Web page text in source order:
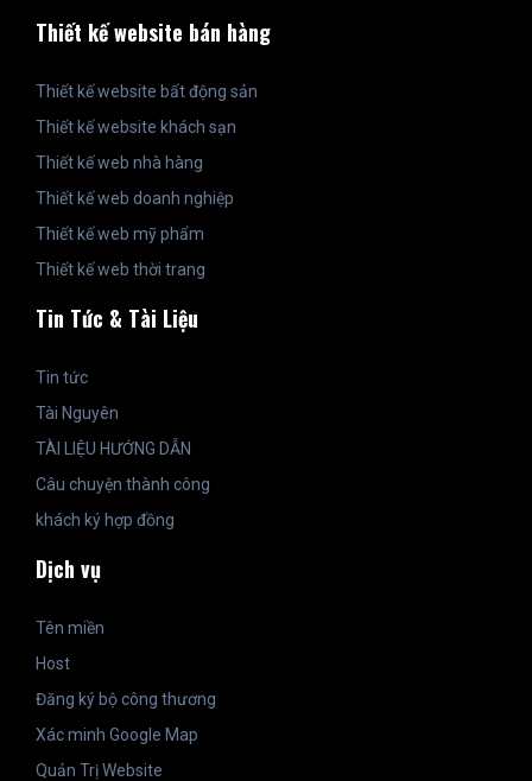
Thiết kế website bán hàng
Thiết kế website bất động sản
Thiết kế website khách sạn
Thiết kế web nhà hàng
Thiết kế web doanh nghiệp
Thiết kế web mỹ phẩm
Thiết kế web thời trang
Tin Tức & Tài Liệu
Tin tức
Tài Nguyên
TÀI LIỆU HƯỚNG DẪN
Câu chuyện thành công
khách ký hợp đồng
Dịch vụ
Tên miền
Host
Đăng ký bộ công thương
Xác minh Google Map
Quản Trị Website